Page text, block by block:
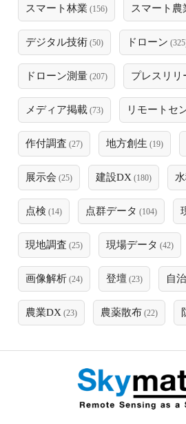
スマート林業 (156) スマート農
デジタル技術 (50) ドローン
ドローン測量 (207) プレスリリ
メディア掲載 (73) リモートセ
作付調査 (27) 地方創生 (19)
展示会 (25) 建設DX (180)
点検 (14) 点群データ (104)
現地調査 (25) 現場データ (42)
画像解析 (24) 登壇 (23) 自
農業DX (23) 農薬散布 (22)